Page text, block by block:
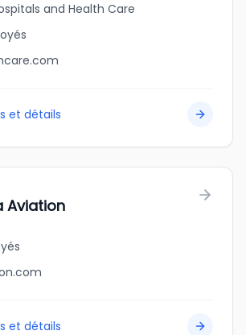
and Health Care
et détails
Aviation
et détails